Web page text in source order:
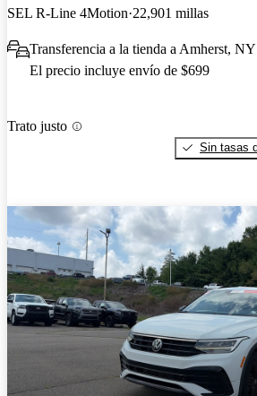
SEL R-Line 4Motion 22,901 millas
Transferencia a la tienda a Amherst, NY
El precio incluye envío de $699
Trato justo
Sin tasas